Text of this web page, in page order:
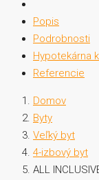
Popis
Podrobnosti
Hypotekárna
Referencie
Domov
Byty
Veľký byt
4-izbový byt
ALL